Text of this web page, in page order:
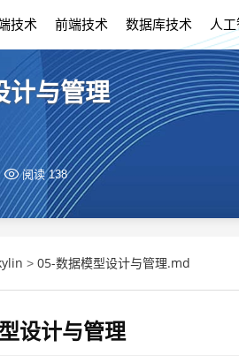
技术 前端技术 数据库技术 人
计与管理
阅读138
> 05-数据模型设计与管理.md
设计与管理